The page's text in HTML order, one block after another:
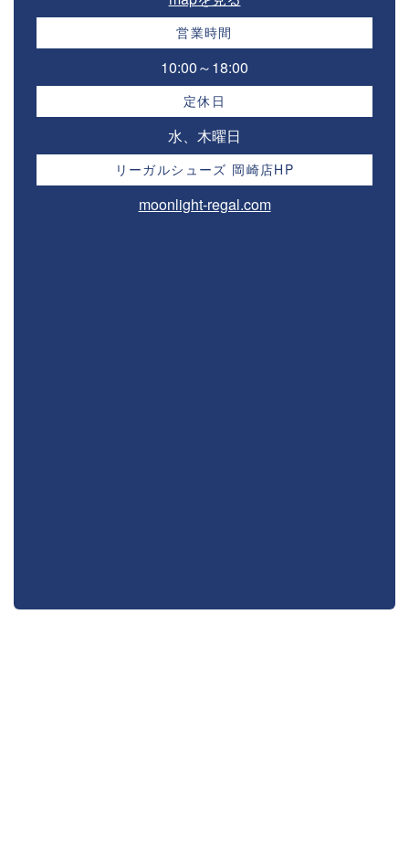
営業時間
10:00～18:00⁣
定休日
水、木曜日
リーガルシューズ 岡崎店HP
moonlight-regal.com